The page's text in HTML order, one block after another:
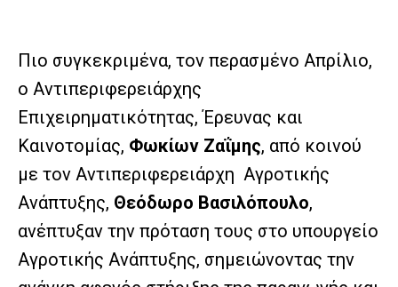
Πιο συγκεκριμένα, τον περασμένο Απρίλιο,
ο Αντιπεριφερειάρχης
Επιχειρηματικότητας, Έρευνας και
Καινοτομίας, Φωκίων Ζαΐμης, από κοινού
με τον Αντιπεριφερειάρχη Αγροτικής
Ανάπτυξης, Θεόδωρο Βασιλόπουλο,
ανέπτυξαν την πρόταση τους στο υπουργείο
Αγροτικής Ανάπτυξης, σημειώνοντας την